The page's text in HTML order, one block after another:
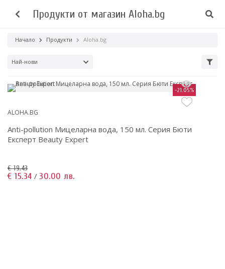
Начало Продукти Aloha.bg
Продукти от магазин Aloha.bg
Най-нови
-21.05%
ALOHA.BG
Anti-pollution Мицеларна вода, 150 мл. Серия Бюти
Експерт Beauty Expert
€ 19.43
€ 15.34 / 30.00 лв.